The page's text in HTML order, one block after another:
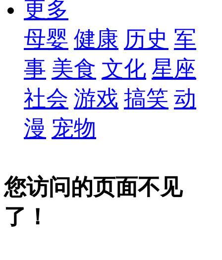
更多
母婴 健康 历史 军
事 美食 文化 星座
社会 游戏 搞笑 动
漫 宠物
您访问的页面不见
了！